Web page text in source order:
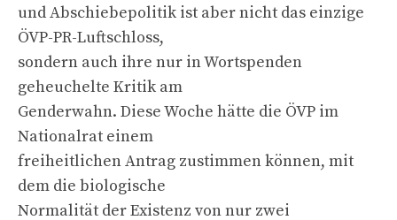
und Abschiebepolitik ist aber nicht das einzige
ÖVP-PR-Luftschloss,
sondern auch ihre nur in Wortspenden
geheuchelte Kritik am
Genderwahn. Diese Woche hätte die ÖVP im
Nationalrat einem
freiheitlichen Antrag zustimmen können, mit
dem die biologische
Normalität der Existenz von nur zwei